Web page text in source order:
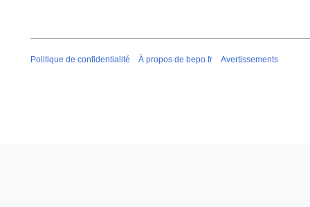
Politique de confidentialité À propos de bepo.fr Avertissements